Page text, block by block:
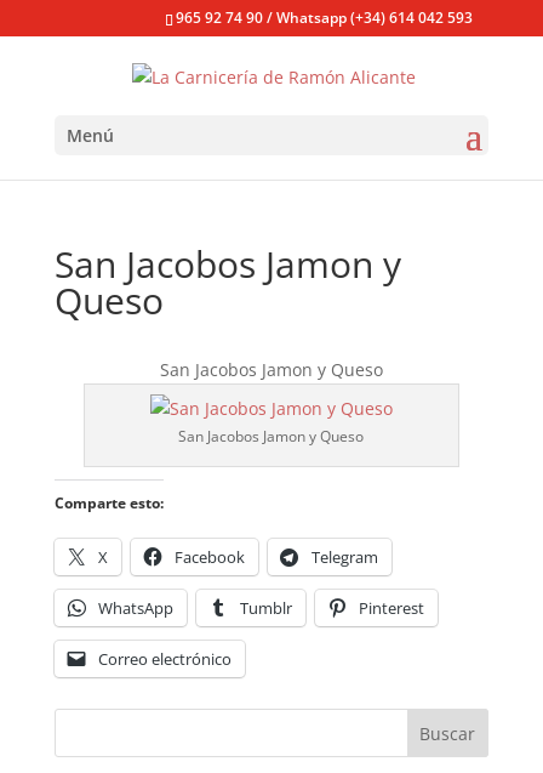
965 92 74 90 / Whatsapp (+34) 614 042 593
Menú
San Jacobos Jamon y
Queso
San Jacobos Jamon y Queso
San Jacobos Jamon y Queso
Comparte esto:
X Facebook Telegram
WhatsApp Tumblr Pinterest
Correo electrónico